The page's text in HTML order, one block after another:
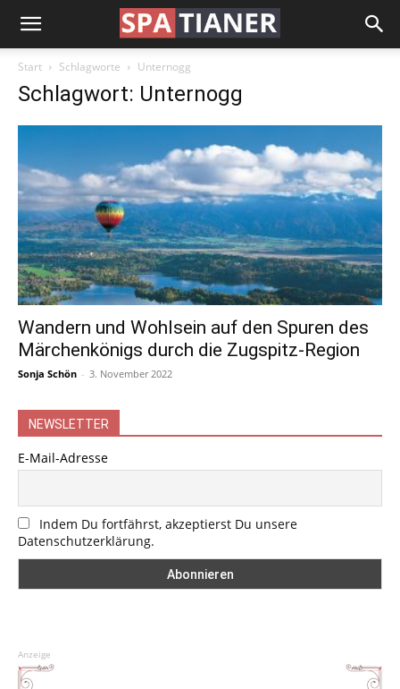
Start Schlagworte Unternogg
Schlagwort: Unternogg
Wandern und Wohlsein auf den Spuren des
Märchenkönigs durch die Zugspitz-Region
Sonja Schön - 3. November 2022
NEWSLETTER
E-Mail-Adresse
Indem Du fortfährst, akzeptierst Du unsere
Datenschutzerklärung.
Anzeige